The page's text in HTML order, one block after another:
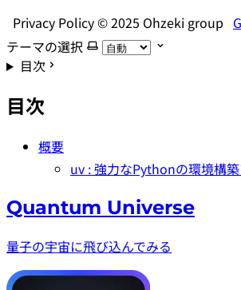
Privacy Policy © 2025 Ohzeki group
テーマの選択
目次
目次
概要
uv : 強力なPythonの環境構
Quantum Universe
量子の宇宙に飛び込んでみる